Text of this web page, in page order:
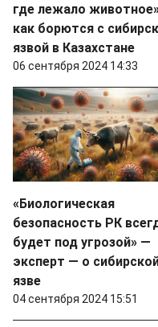
где лежало
как борются с
язвой в Казахстане
06 сентября 2024 14:33
«Биологическая
безопасность РК
будет под угрозой» —
эксперт — о
язве
04 сентября 2024 15:51